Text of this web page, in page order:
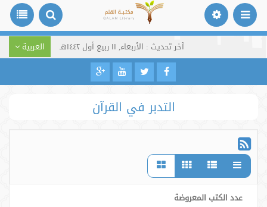
آخر تحديث : الأربعاء, ١١ ربيع أول ١٤٤٢هـ العربية
التدبر في القرآن
عدد الكتب المعروضة